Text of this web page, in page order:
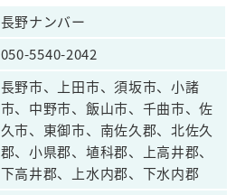
長野ナンバー
050-5540-2042
長野市、上田市、須坂市、小諸
市、中野市、飯山市、千曲市、佐
久市、東御市、南佐久郡、北佐久
郡、小県郡、埴科郡、上高井郡、
下高井郡、上水内郡、下水内郡